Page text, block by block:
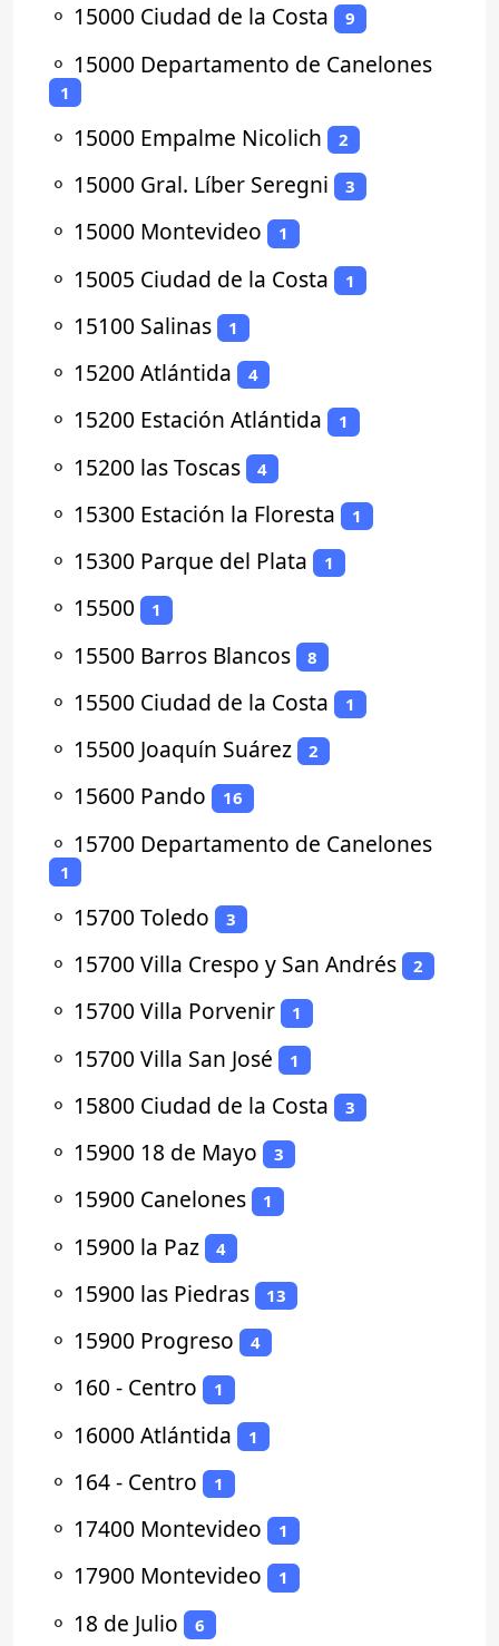
⚬ 15000 Ciudad de la Costa 9
⚬ 15000 Departamento de Canelones
1
⚬ 15000 Empalme Nicolich 2
⚬ 15000 Gral. Líber Seregni 3
⚬ 15000 Montevideo 1
⚬ 15005 Ciudad de la Costa 1
⚬ 15100 Salinas 1
⚬ 15200 Atlántida 4
⚬ 15200 Estación Atlántida 1
⚬ 15200 las Toscas 4
⚬ 15300 Estación la Floresta 1
⚬ 15300 Parque del Plata 1
⚬ 15500 1
⚬ 15500 Barros Blancos 8
⚬ 15500 Ciudad de la Costa 1
⚬ 15500 Joaquín Suárez 2
⚬ 15600 Pando 16
⚬ 15700 Departamento de Canelones
1
⚬ 15700 Toledo 3
⚬ 15700 Villa Crespo y San Andrés 2
⚬ 15700 Villa Porvenir 1
⚬ 15700 Villa San José 1
⚬ 15800 Ciudad de la Costa 3
⚬ 15900 18 de Mayo 3
⚬ 15900 Canelones 1
⚬ 15900 la Paz 4
⚬ 15900 las Piedras 13
⚬ 15900 Progreso 4
⚬ 160 - Centro 1
⚬ 16000 Atlántida 1
⚬ 164 - Centro 1
⚬ 17400 Montevideo 1
⚬ 17900 Montevideo 1
⚬ 18 de Julio 6